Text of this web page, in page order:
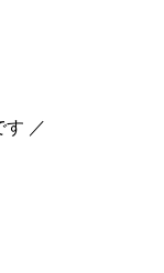
す ／